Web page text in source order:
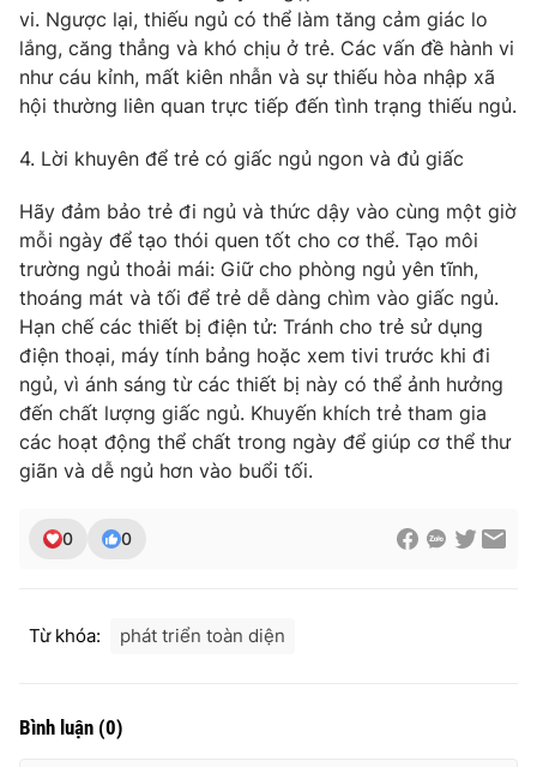
THỜI BÁO VTV
Theo dõi báo trên
Cơ quan chủ quản:Đài Truyền hình Việt Nam
Cơ quan báo chí:Thời báo VTV
Giấy phép hoạt động báo in và báo điện tử số 483/GP-BTTTT
cấp ngày 29/12/2023
Tổng Biên tập:Vũ Thanh Thủy
Phó Tổng Biên tập:
Nguyễn Thị Mỹ Hạnh, Phạm Quốc Thắng,
Nguyễn Trọng Ninh
Ðiện thoại Thời báo VTV:
vi. Ngược lại, thiếu ngủ có thể làm tăng cảm giác lo
lắng, căng thẳng và khó chịu ở trẻ. Các vấn đề hành vi
như cáu kỉnh, mất kiên nhẫn và sự thiếu hòa nhập xã
hội thường liên quan trực tiếp đến tình trạng thiếu ngủ.
4. Lời khuyên để trẻ có giấc ngủ ngon và đủ giấc
Hãy đảm bảo trẻ đi ngủ và thức dậy vào cùng một giờ
mỗi ngày để tạo thói quen tốt cho cơ thể. Tạo môi
trường ngủ thoải mái: Giữ cho phòng ngủ yên tĩnh,
thoáng mát và tối để trẻ dễ dàng chìm vào giấc ngủ.
Hạn chế các thiết bị điện tử: Tránh cho trẻ sử dụng
điện thoại, máy tính bảng hoặc xem tivi trước khi đi
ngủ, vì ánh sáng từ các thiết bị này có thể ảnh hưởng
đến chất lượng giấc ngủ. Khuyến khích trẻ tham gia
các hoạt động thể chất trong ngày để giúp cơ thể thư
giãn và dễ ngủ hơn vào buổi tối.
0 0
Từ khóa: phát triển toàn diện
Bình luận (0)